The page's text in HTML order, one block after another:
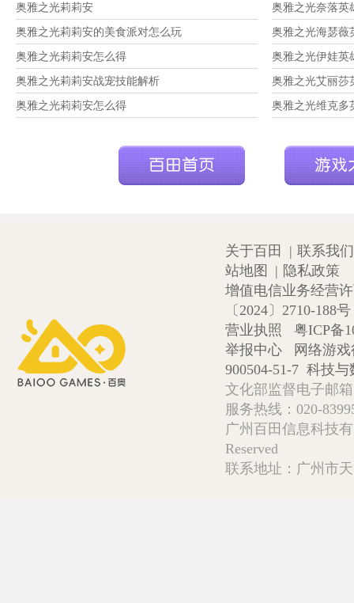
奥雅之光莉莉安
奥雅之光莉莉安的美食派对怎么玩
奥雅之光莉莉安怎么得
奥雅之光莉莉安战宠技能解析
奥雅之光莉莉安怎么得
奥雅之光奈落英
奥雅之光海瑟薇
奥雅之光伊娃英
奥雅之光艾丽莎
奥雅之光维克多
关于百田 | 联系我们
站地图
| 隐私政策
增值电信业务经营
〔2024〕2710-188号
营业执照
粤ICP备
举报中心
网络游
900504-51-7 科技与
文化部监督电子邮
服务热线：020-
广州百田信息科技
Reserved
联系地址：广州市